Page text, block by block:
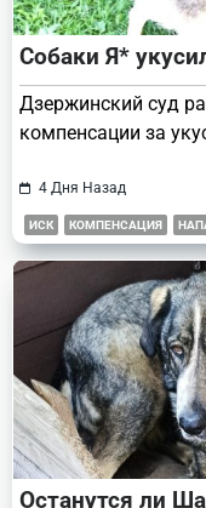
Собаки Я*
Дзержинский суд
компенсации за
4 Дня Назад
ИСК КОМПЕНСАЦИЯ
Останутся ли